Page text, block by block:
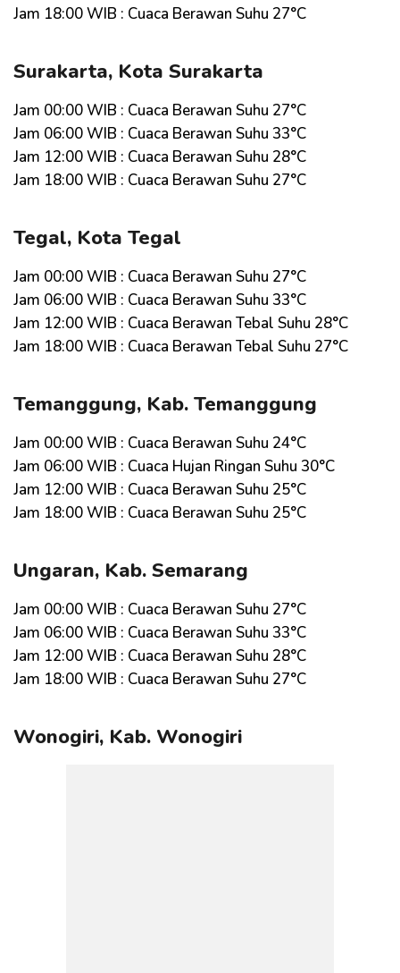
Jam 18:00 WIB : Cuaca Berawan Suhu 27°C
Surakarta, Kota Surakarta
Jam 00:00 WIB : Cuaca Berawan Suhu 27°C
Jam 06:00 WIB : Cuaca Berawan Suhu 33°C
Jam 12:00 WIB : Cuaca Berawan Suhu 28°C
Jam 18:00 WIB : Cuaca Berawan Suhu 27°C
Tegal, Kota Tegal
Jam 00:00 WIB : Cuaca Berawan Suhu 27°C
Jam 06:00 WIB : Cuaca Berawan Suhu 33°C
Jam 12:00 WIB : Cuaca Berawan Tebal Suhu 28°C
Jam 18:00 WIB : Cuaca Berawan Tebal Suhu 27°C
Temanggung, Kab. Temanggung
Jam 00:00 WIB : Cuaca Berawan Suhu 24°C
Jam 06:00 WIB : Cuaca Hujan Ringan Suhu 30°C
Jam 12:00 WIB : Cuaca Berawan Suhu 25°C
Jam 18:00 WIB : Cuaca Berawan Suhu 25°C
Ungaran, Kab. Semarang
Jam 00:00 WIB : Cuaca Berawan Suhu 27°C
Jam 06:00 WIB : Cuaca Berawan Suhu 33°C
Jam 12:00 WIB : Cuaca Berawan Suhu 28°C
Jam 18:00 WIB : Cuaca Berawan Suhu 27°C
Wonogiri, Kab. Wonogiri